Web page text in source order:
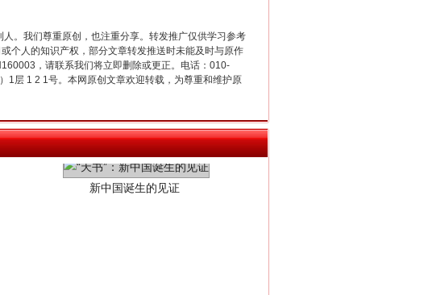
。我们尊重原创，也注重分享。转发推广仅供学习参考
个人的知识产权，部分文章转发推送时未能及时与原作
，请联系我们将立即删除或更正。电话：010-
1层 1 2 1号。本网原创文章欢迎转载，为尊重和维护原
新中国诞生的见证